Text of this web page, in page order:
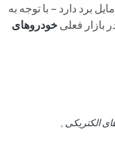
ساعتی است که طبق رده‌بندی EPA تا ۲۴۶ مایل برد دارد – با توجه به
خودروهای
الکتریکی